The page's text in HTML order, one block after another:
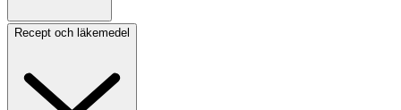
Recept och läkemedel